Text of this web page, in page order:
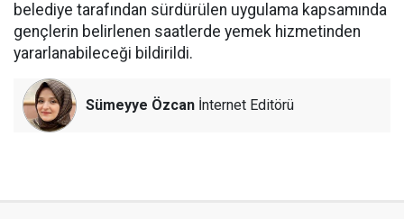
belediye tarafından sürdürülen uygulama kapsamında
gençlerin belirlenen saatlerde yemek hizmetinden
yararlanabileceği bildirildi.
Sümeyye Özcan İnternet Editörü